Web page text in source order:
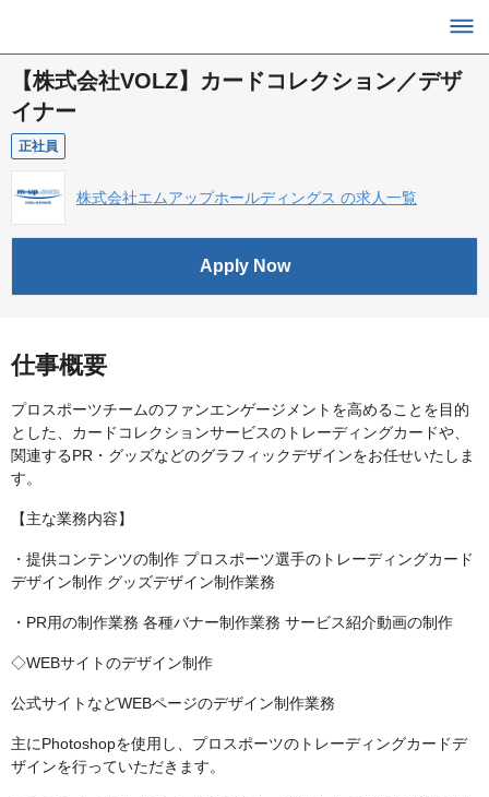
【株式会社VOLZ】カードコレクション／デザ
イナー
正社員
株式会社エムアップホールディングス の求人一覧
Apply Now
仕事概要
プロスポーツチームのファンエンゲージメントを高めることを目的
とした、カードコレクションサービスのトレーディングカードや、
関連するPR・グッズなどのグラフィックデザインをお任せいたしま
す。
【主な業務内容】
・提供コンテンツの制作 プロスポーツ選手のトレーディングカード
デザイン制作 グッズデザイン制作業務
・PR用の制作業務 各種バナー制作業務 サービス紹介動画の制作
◇WEBサイトのデザイン制作
公式サイトなどWEBページのデザイン制作業務
主にPhotoshopを使用し、プロスポーツのトレーディングカードデ
ザインを行っていただきます。